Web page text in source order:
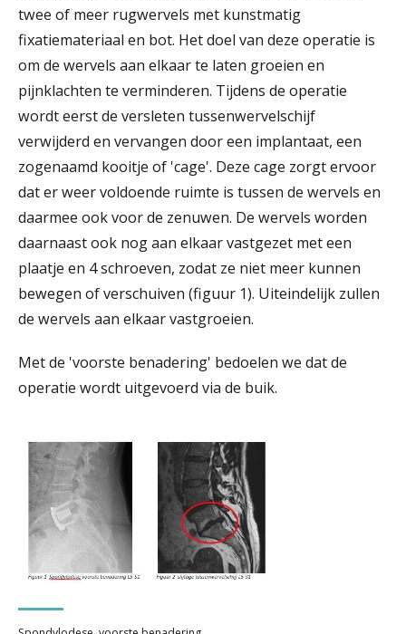
twee of meer rugwervels met kunstmatig
fixatiemateriaal en bot. Het doel van deze operatie is
om de wervels aan elkaar te laten groeien en
pijnklachten te verminderen. Tijdens de operatie
wordt eerst de versleten tussenwervelschijf
verwijderd en vervangen door een implantaat, een
zogenaamd kooitje of 'cage'. Deze cage zorgt ervoor
dat er weer voldoende ruimte is tussen de wervels en
daarmee ook voor de zenuwen. De wervels worden
daarnaast ook nog aan elkaar vastgezet met een
plaatje en 4 schroeven, zodat ze niet meer kunnen
bewegen of verschuiven (figuur 1). Uiteindelijk zullen
de wervels aan elkaar vastgroeien.
Met de 'voorste benadering' bedoelen we dat de
operatie wordt uitgevoerd via de buik.